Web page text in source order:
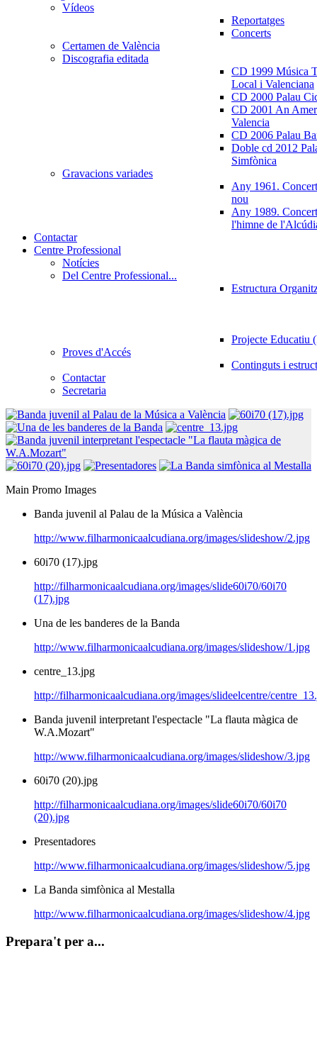
Vídeos
Reportatges
Concerts
Certamen de València
Discografia editada
CD 1999 Música
Local i Valenciana
CD 2000 Palau
CD 2001 An
Valencia
CD 2006 Palau
Doble cd 2012
Simfònica
Gravacions variades
Any 1961.
nou
Any 1989.
l'himne de
Contactar
Centre Professional
Notícies
Del Centre Professional...
Estructura
Projecte Educatiu
Proves d'Accés
Continguts i
Contactar
Secretaria
Main Promo Images
Banda juvenil al Palau de la Música a València
http://www.filharmonicaalcudiana.org/images/slideshow/2.jpg
60i70 (17).jpg
http://filharmonicaalcudiana.org/images/slide60i70/60i70
(17).jpg
Una de les banderes de la Banda
http://www.filharmonicaalcudiana.org/images/slideshow/1.jpg
centre_13.jpg
http://filharmonicaalcudiana.org/images/slideelcentre/
Banda juvenil interpretant l'espectacle "La flauta màgica de
W.A.Mozart"
http://www.filharmonicaalcudiana.org/images/slideshow/3.jpg
60i70 (20).jpg
http://filharmonicaalcudiana.org/images/slide60i70/60i70
(20).jpg
Presentadores
http://www.filharmonicaalcudiana.org/images/slideshow/5.jpg
La Banda simfònica al Mestalla
http://www.filharmonicaalcudiana.org/images/slideshow/4.jpg
Prepara't per a...